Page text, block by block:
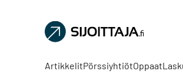
Sijoittaja.fi
Tee
sijoituspäätöksiä
ArtikkelitPörssiyhtiötOppaat